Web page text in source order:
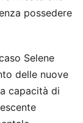
possedere
Selene
delle nuove
capacità di